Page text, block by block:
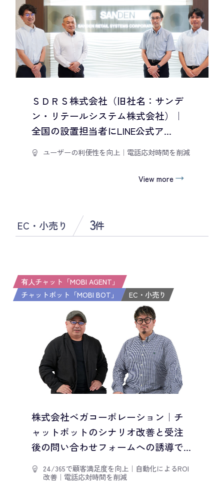
ＳＤＲＳ株式会社（旧社名：サンデ
ン・リテールシステム株式会社）｜
全国の設置担当者にLINE公式ア...
ユーザーの利便性を向上 ｜ 電話応対時間を削減
View more
EC・小売り 3件
有人チャット「MOBI AGENT」
チャットボット「MOBI BOT」
EC・小売り
株式会社ベガコーポレーション｜チ
ャットボットのシナリオ改善と受注
後の問い合わせフォームへの誘導で...
24/365で顧客満足度を向上｜ 自動化によるROI
改善｜ 電話応対時間を削減